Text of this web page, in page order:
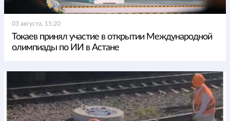
03 августа, 15:20
Токаев принял участие в открытии Международной
олимпиады по ИИ в Астане